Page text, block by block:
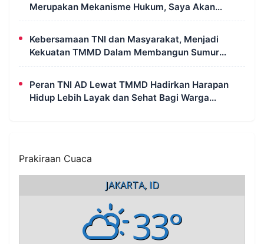
Merupakan Mekanisme Hukum, Saya Akan
Kooperatif Apabila Diminta Penyidik dan Tidak
Kebersamaan TNI dan Masyarakat, Menjadi
Kekuatan TMMD Dalam Membangun Sumur
Galian di Wanam
Peran TNI AD Lewat TMMD Hadirkan Harapan
Hidup Lebih Layak dan Sehat Bagi Warga
Prakiraan Cuaca
JAKARTA, ID
33°